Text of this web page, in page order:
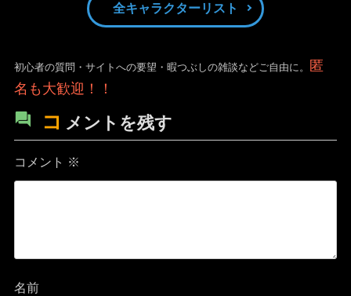
全キャラクターリスト
初心者の質問・サイトへの要望・暇つぶしの雑談などご自由に。
匿
名も大歓迎！！
コ メントを残す
コメント ※
名前